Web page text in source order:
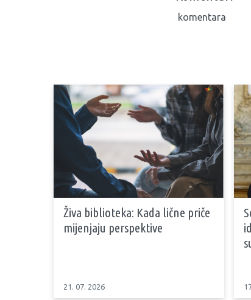
komentara
Živa biblioteka: Kada lične priče
mijenjaju perspektive
21. 07. 2026